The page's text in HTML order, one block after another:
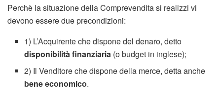
Perchè la situazione della Comprevendita si realizzi vi
devono essere due precondizioni:
1) L’Acquirente che dispone del denaro, detto
disponibilità finanziaria (o budget in inglese);
2) Il Venditore che dispone della merce, detta anche
bene economico.